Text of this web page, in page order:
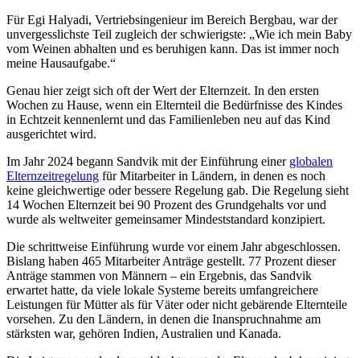
Für Egi Halyadi, Vertriebsingenieur im Bereich Bergbau, war der
unvergesslichste Teil zugleich der schwierigste: „Wie ich mein Baby
vom Weinen abhalten und es beruhigen kann. Das ist immer noch
meine Hausaufgabe.“
Genau hier zeigt sich oft der Wert der Elternzeit. In den ersten
Wochen zu Hause, wenn ein Elternteil die Bedürfnisse des Kindes
in Echtzeit kennenlernt und das Familienleben neu auf das Kind
ausgerichtet wird.
Im Jahr 2024 begann Sandvik mit der Einführung einer globalen
Elternzeitregelung für Mitarbeiter in Ländern, in denen es noch
keine gleichwertige oder bessere Regelung gab. Die Regelung sieht
14 Wochen Elternzeit bei 90 Prozent des Grundgehalts vor und
wurde als weltweiter gemeinsamer Mindeststandard konzipiert.
Die schrittweise Einführung wurde vor einem Jahr abgeschlossen.
Bislang haben 465 Mitarbeiter Anträge gestellt. 77 Prozent dieser
Anträge stammen von Männern – ein Ergebnis, das Sandvik
erwartet hatte, da viele lokale Systeme bereits umfangreichere
Leistungen für Mütter als für Väter oder nicht gebärende Elternteile
vorsehen. Zu den Ländern, in denen die Inanspruchnahme am
stärksten war, gehören Indien, Australien und Kanada.